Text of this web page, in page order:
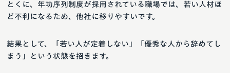
とくに、年功序列制度が採用されている職場では、若い人材ほ
ど不利になるため、他社に移りやすいです。
結果として、「若い人が定着しない」「優秀な人から辞めてし
まう」という状態を招きます。